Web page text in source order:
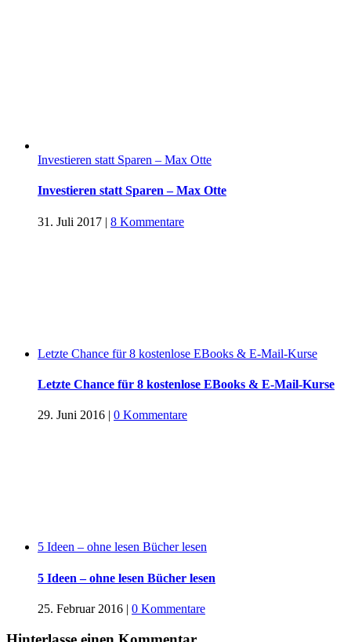
Investieren statt Sparen – Max Otte
Investieren statt Sparen – Max Otte
31. Juli 2017 | 8 Kommentare
Letzte Chance für 8 kostenlose EBooks & E-Mail-Kurse
Letzte Chance für 8 kostenlose EBooks & E-Mail-Kurse
29. Juni 2016 | 0 Kommentare
5 Ideen – ohne lesen Bücher lesen
5 Ideen – ohne lesen Bücher lesen
25. Februar 2016 | 0 Kommentare